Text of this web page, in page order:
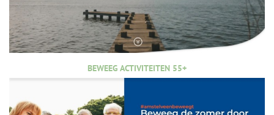
BEWEEG ACTIVITEITEN 55+